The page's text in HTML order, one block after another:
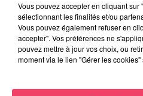
Vous pouvez accepter en cliquant sur
sélectionnant les finalités et/ou
Vous pouvez également refuser en
accepter". Vos préférences ne
pouvez mettre à jour vos choix, ou
moment via le lien "Gérer les